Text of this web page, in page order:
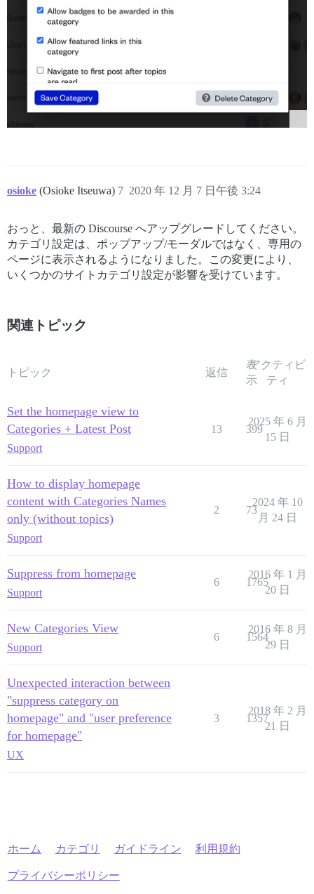
osioke (Osioke Itseuwa) 2020 年 12 月 7 日午後 3:24
7
おっと、最新の Discourse へアップグレードしてください。
カテゴリ設定は、ポップアップ/モーダルではなく、専用の
ページに表示されるようになりました。この変更により、
いくつかのサイトカテゴリ設定が影響を受けています。
関連トピック
トピック 返信
表
示
アクティビ
ティ
Set the homepage view to
Categories + Latest Post
Support
13 399
2025 年 6 月
15 日
How to display homepage
content with Categories Names
only (without topics)
Support
2 73
2024 年 10
月 24 日
Suppress from homepage
Support
6 1765
2016 年 1 月
20 日
New Categories View
Support
6 1564
2016 年 8 月
29 日
Unexpected interaction between
"suppress category on
homepage" and "user preference
for homepage"
UX
3 1357
2018 年 2 月
21 日
ホーム カテゴリ ガイドライン 利用規約
プライバシーポリシー